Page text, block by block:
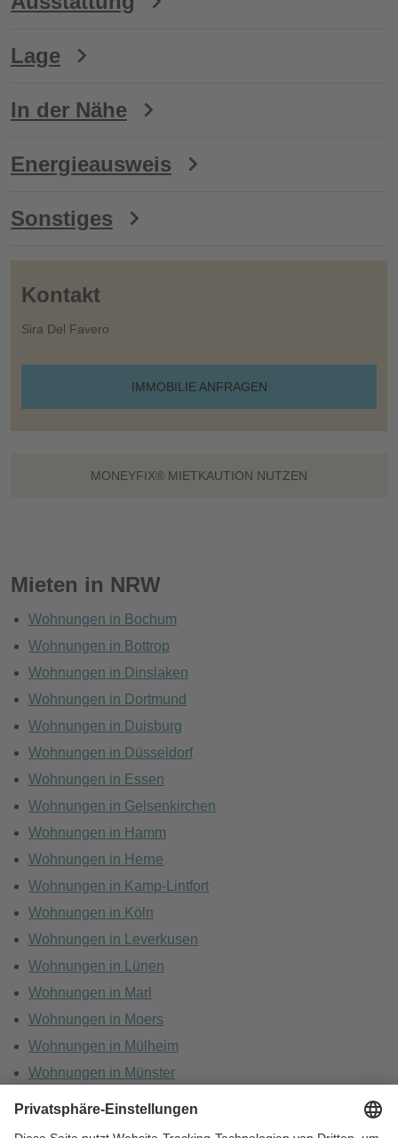
Kontakt
Sira Del Favero
IMMOBILIE ANFRAGEN
MONEYFIX® MIETKAUTION NUTZEN
Lage
In der Nähe
Energieausweis
Sonstiges
Mieten in NRW
Wohnungen in Bochum
Wohnungen in Bottrop
Wohnungen in Dinslaken
Wohnungen in Dortmund
Wohnungen in Duisburg
Wohnungen in Düsseldorf
Wohnungen in Essen
Wohnungen in Gelsenkirchen
Wohnungen in Hamm
Wohnungen in Herne
Wohnungen in Kamp-Lintfort
Wohnungen in Köln
Wohnungen in Leverkusen
Wohnungen in Lünen
Wohnungen in Marl
Wohnungen in Moers
Wohnungen in Mülheim
Wohnungen in Münster